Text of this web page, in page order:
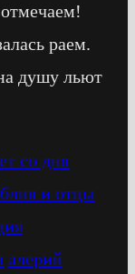
раем.
душу льют
со дня
и отцы
алерий